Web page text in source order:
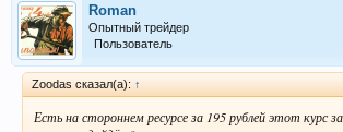
Roman
Опытный трейдер
Пользователь
Zoodas сказал(а): ↑
Есть на стороннем ресурсе за 195 рублей этот курс